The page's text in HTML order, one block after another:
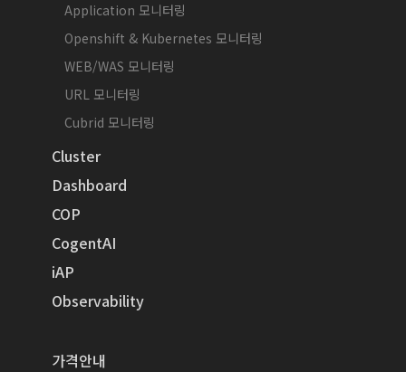
Application 모니터링
Openshift & Kubernetes 모니터링
WEB/WAS 모니터링
URL 모니터링
Cubrid 모니터링
Cluster
Dashboard
COP
CogentAI
iAP
Observability
가격안내